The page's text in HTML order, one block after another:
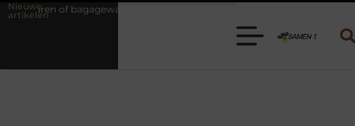
Nieuwe
artikelenhuren? Kies de juiste aanhanger voor jouw klus